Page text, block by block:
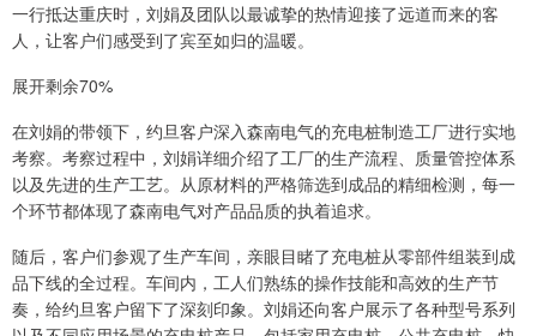
一行抵达重庆时，刘娟及团队以最诚挚的热情迎接了远道而来的客
人，让客户们感受到了宾至如归的温暖。
展开剩余70%
在刘娟的带领下，约旦客户深入森南电气的充电桩制造工厂进行实地
考察。考察过程中，刘娟详细介绍了工厂的生产流程、质量管控体系
以及先进的生产工艺。从原材料的严格筛选到成品的精细检测，每一
个环节都体现了森南电气对产品品质的执着追求。
随后，客户们参观了生产车间，亲眼目睹了充电桩从零部件组装到成
品下线的全过程。车间内，工人们熟练的操作技能和高效的生产节
奏，给约旦客户留下了深刻印象。刘娟还向客户展示了各种型号系列